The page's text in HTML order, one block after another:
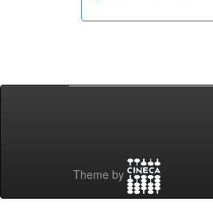
Theme by